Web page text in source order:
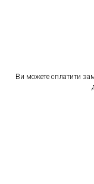
Ви можете сплатити